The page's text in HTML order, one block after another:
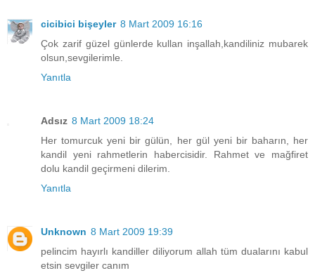
cicibici bişeyler 8 Mart 2009 16:16
Çok zarif güzel günlerde kullan inşallah,kandiliniz mubarek
olsun,sevgilerimle.
Yanıtla
Adsız 8 Mart 2009 18:24
Her tomurcuk yeni bir gülün, her gül yeni bir baharın, her
kandil yeni rahmetlerin habercisidir. Rahmet ve mağfiret
dolu kandil geçirmeni dilerim.
Yanıtla
Unknown 8 Mart 2009 19:39
pelincim hayırlı kandiller diliyorum allah tüm dualarını kabul
etsin sevgiler canım